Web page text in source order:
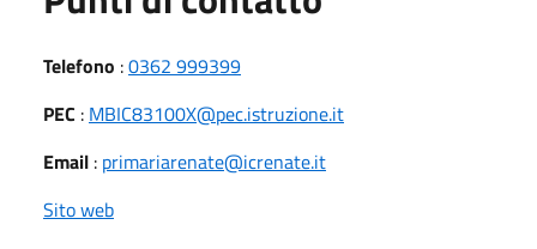
Telefono :0362 999399
PEC : MBIC83100X@pec.istruzione.it
Email : primariarenate@icrenate.it
Sito web